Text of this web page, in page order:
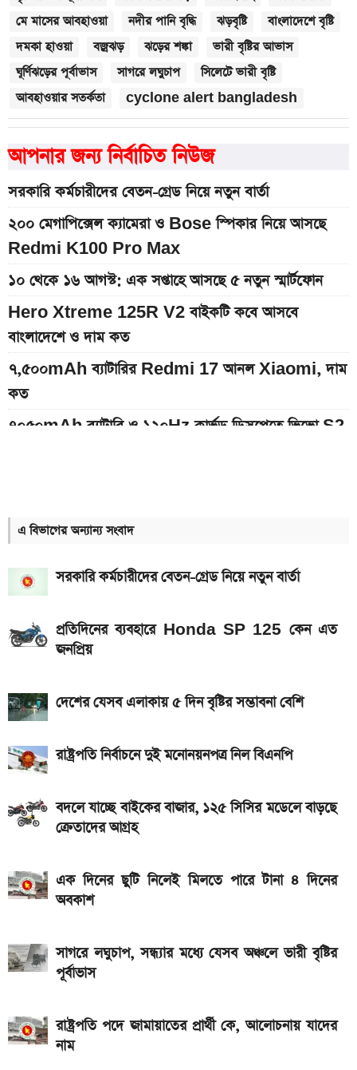
মে মাসের আবহাওয়া
নদীর পানি বৃদ্ধি ঝড়বৃষ্টি
বাংলাদেশে বৃষ্টি
দমকা হাওয়া
বজ্রঝড় ঝড়ের শঙ্কা
ভারী বৃষ্টির আভাস
ঘূর্ণিঝড়ের পূর্বাভাস
সাগরে লঘুচাপ
সিলেটে ভারী বৃষ্টি
আবহাওয়ার সতর্কতা
cyclone alert bangladesh
আপনার জন্য নির্বাচিত নিউজ
সরকারি কর্মচারীদের বেতন-গ্রেড নিয়ে নতুন বার্তা
২০০ মেগাপিক্সেল ক্যামেরা ও Bose স্পিকার নিয়ে আসছে
Redmi K100 Pro Max
১০ থেকে ১৬ আগস্ট: এক সপ্তাহে আসছে ৫ নতুন স্মার্টফোন
Hero Xtreme 125R V2 বাইকটি কবে আসবে
বাংলাদেশে ও দাম কত
৭,৫০০mAh ব্যাটারির Redmi 17 আনল Xiaomi, দাম
কত
৭০৫০mAh ব্যাটারি ও ১২০Hz কার্ভড ডিসপ্লেতে ভিভো S2
ইন্টার মায়ামি বনাম মন্তের ম্যাচ; সরাসরি যেভাবে দেখবেন
আগামী সপ্তাহেই সুখবর, বেতন-ইনক্রিমেট নিয়ে যা জানা গেল
Bajaj Pulsar N160 S ও N160 SS লঞ্চ, থাকছে ৪-
মালয়েশিয়ায় যেতে বাংলাদেশিদের আবেদন শুরু, অগ্রাধিকার
পাবেন যারা
৭৫০০mAh ব্যাটারি নিয়ে বাজারে এলো Redmi 17 5G
ও 4G
iQOO Z11-এ থাকছে ৬.৮৩ ইঞ্চির কার্ভড AMOLED
ডিসপ্লে, থাকছে সরু ফ্রেম
দেশের বাজারে আজ ১৮, ২১ ও ২২ ক্যারেট একভরি সোনার
দাম
স্পেসিফিকেশন
এ বিভাগের অন্যান্য সংবাদ
সরকারি কর্মচারীদের বেতন-গ্রেড নিয়ে নতুন বার্তা
প্রতিদিনের ব্যবহারে Honda SP 125 কেন এত
জনপ্রিয়
দেশের যেসব এলাকায় ৫ দিন বৃষ্টির সম্ভাবনা বেশি
রাষ্ট্রপতি নির্বাচনে দুই মনোনয়নপত্র নিল বিএনপি
বদলে যাচ্ছে বাইকের বাজার, ১২৫ সিসির মডেলে বাড়ছে
ক্রেতাদের আগ্রহ
এক দিনের ছুটি নিলেই মিলতে পারে টানা ৪ দিনের
অবকাশ
সাগরে লঘুচাপ, সন্ধ্যার মধ্যে যেসব অঞ্চলে ভারী বৃষ্টির
পূর্বাভাস
রাষ্ট্রপতি পদে জামায়াতের প্রার্থী কে, আলোচনায় যাদের
নাম